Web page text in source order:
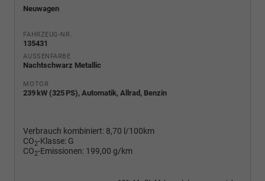
Neuwagen
FAHRZEUG-NR.
135431
AUSSENFARBE
Nachtschwarz Metallic
MOTOR
239 kW (325 PS), Automatik, Allrad, Benzin
Verbrauch kombiniert: 8,70 l/100km
CO2-Klasse: G
CO2-Emissionen: 199,00 g/km